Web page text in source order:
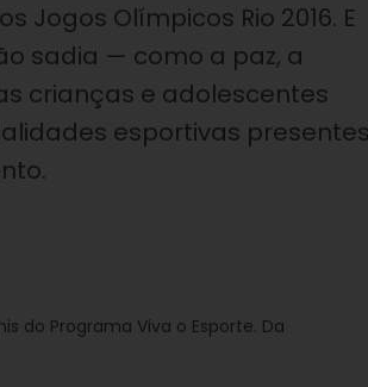
Olímpicos Rio 2016. E
sadia — como a paz, a
crianças e adolescentes
esportivas
do Programa Viva o Esporte. Da